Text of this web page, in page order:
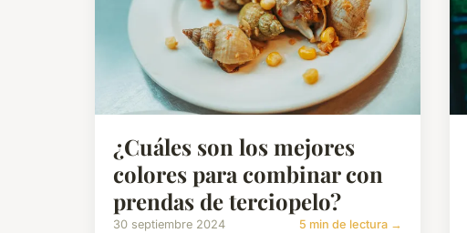
¿Cuáles son los mejores
colores para combinar con
prendas de terciopelo?
30 septiembre 2024 5 min de lectura →